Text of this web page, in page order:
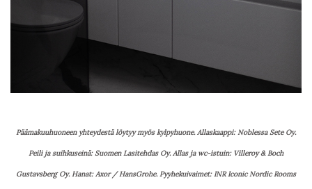
Päämakuuhuoneen yhteydestä löytyy myös kylpyhuone. Allaskaappi: Noblessa Sete Oy.
Peili ja suihkuseinä: Suomen Lasitehdas Oy. Allas ja wc-istuin: Villeroy & Boch
Gustavsberg Oy. Hanat: Axor / HansGrohe. Pyyhekuivaimet: INR Iconic Nordic Rooms